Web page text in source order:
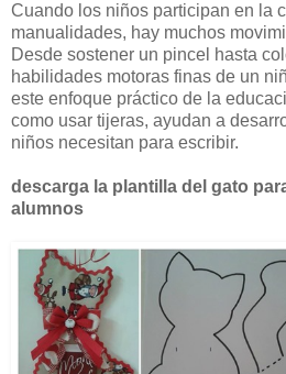
Cuando los niños participan en la
manualidades, hay muchos
Desde sostener un pincel hasta
habilidades motoras finas de un
este enfoque práctico de la
como usar tijeras, ayudan a
niños necesitan para escribir.
descarga la plantilla del gato
alumnos